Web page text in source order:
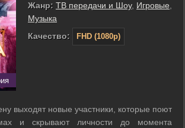
Жанр: ТВ передачи и Шоу, Игровые,
Музыка
Качество:
FHD (1080p)
выходят новые участники, которые поют
и скрывают личности до момента